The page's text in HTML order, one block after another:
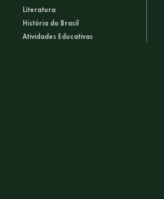
Literatura
História do Brasil
Atividades Educativas